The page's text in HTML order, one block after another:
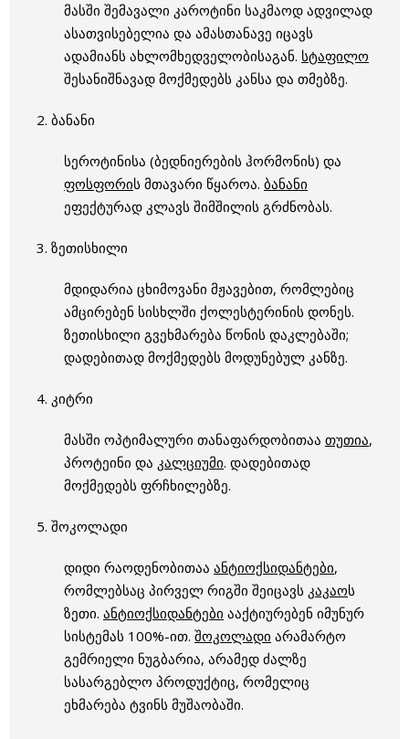
მასში შემავალი კაროტინი საკმაოდ ადვილად
ასათვისებელია და ამასთანავე იცავს
ადამიანს ახლომხედველობისაგან. სტაფილო
შესანიშნავად მოქმედებს კანსა და თმებზე.
2. ბანანი
სეროტინისა (ბედნიერების ჰორმონის) და
ფოსფორის მთავარი წყაროა. ბანანი
ეფექტურად კლავს შიმშილის გრძნობას.
3. ზეთისხილი
მდიდარია ცხიმოვანი მჟავებით, რომლებიც
ამცირებენ სისხლში ქოლესტერინის დონეს.
ზეთისხილი გვეხმარება წონის დაკლებაში;
დადებითად მოქმედებს მოდუნებულ კანზე.
4. კიტრი
მასში ოპტიმალური თანაფარდობითაა თუთია,
პროტეინი და კალციუმი. დადებითად
მოქმედებს ფრჩხილებზე.
5. შოკოლადი
დიდი რაოდენობითაა ანტიოქსიდანტები,
რომლებსაც პირველ რიგში შეიცავს კაკაოს
ზეთი. ანტიოქსიდანტები ააქტიურებენ იმუნურ
სისტემას 100%-ით. შოკოლადი არამარტო
გემრიელი ნუგბარია, არამედ ძალზე
სასარგებლო პროდუქტიც, რომელიც
ეხმარება ტვინს მუშაობაში.